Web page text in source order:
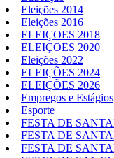
Eleições 2014
Eleições 2016
ELEIÇOES 2018
ELEIÇOES 2020
Eleições 2022
ELEIÇÕES 2024
ELEIÇÕES 2026
Empregos e Estágios
Esporte
FESTA DE
FESTA DE
FESTA DE